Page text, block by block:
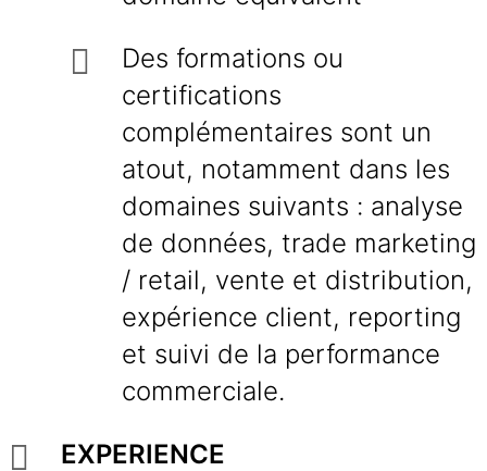
Des formations ou
certifications
complémentaires sont un
atout, notamment dans les
domaines suivants : analyse
de données, trade marketing
/ retail, vente et distribution,
expérience client, reporting
et suivi de la performance
commerciale.
EXPERIENCE